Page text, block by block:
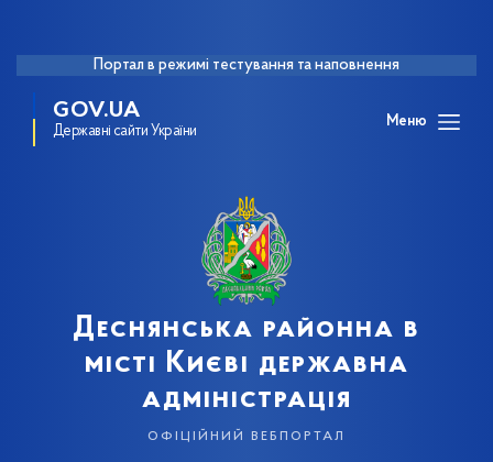
Портал в режимі тестування та наповнення
GOV.UA
Державні сайти України
Меню
Деснянська районна в
місті Києві державна
адміністрація
офіційний вебпортал